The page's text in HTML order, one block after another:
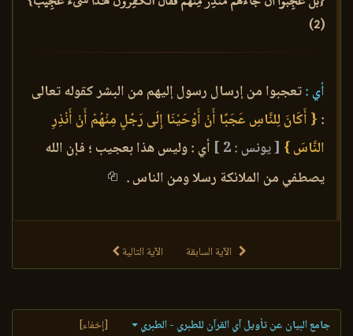
(2)
أي :تعجبوا من إرسال رسول إليهم من البشر كقوله تعالى
: { أَكَانَ لِلنَّاسِ عَجَبًا أَنْ أَوْحَيْنَا إِلَى رَجُلٍ مِنْهُمْ أَنْ أَنْذِرِ
النَّاسَ } [ يونس : 2 ]
أي : وليس هذا بعجيب ؛ فإن الله
يصطفي من الملائكة رسلا ومن الناس .
الآية السابقة الآية التالية
جامع البيان عن تأويل آي القرآن للطبري - الطبري [إخفاء]